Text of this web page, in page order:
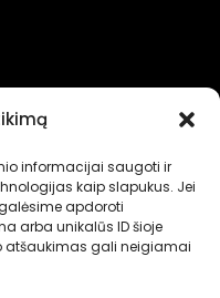
informacijai saugoti ir
kaip slapukus. Jei
apdoroti
arba unikalūs ID šioje
atšaukimas gali neigiamai